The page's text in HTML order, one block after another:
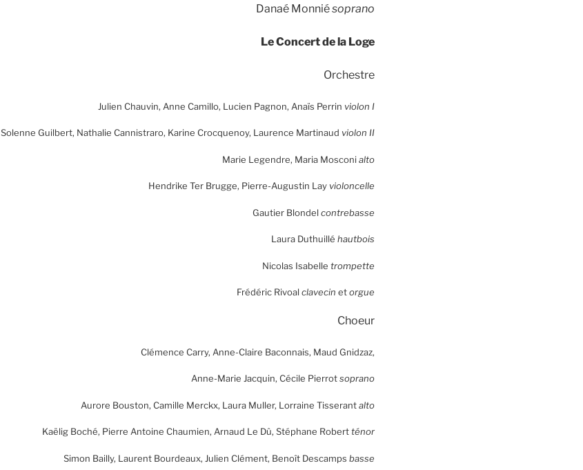
Danaé Monniésoprano
Le Concert de la Loge
Orchestre
Julien Chauvin, Anne Camillo, Lucien Pagnon, Anaïs Perrin violon I
Solenne Guilbert, Nathalie Cannistraro, Karine Crocquenoy, Laurence Martinaud violon II
Marie Legendre, Maria Mosconi alto
Hendrike Ter Brugge, Pierre-Augustin Lay violoncelle
Gautier Blondel contrebasse
Laura Duthuillé hautbois
Nicolas Isabelle trompette
Frédéric Rivoal clavecin etorgue
Choeur
Clémence Carry, Anne-Claire Baconnais, Maud Gnidzaz,
Anne-Marie Jacquin, Cécile Pierrotsoprano
Aurore Bouston, Camille Merckx, Laura Muller, Lorraine Tisserantalto
Kaëlig Boché, Pierre Antoine Chaumien, Arnaud Le Dû, Stéphane Robertténor
Simon Bailly, Laurent Bourdeaux, Julien Clément, Benoît Descamps basse